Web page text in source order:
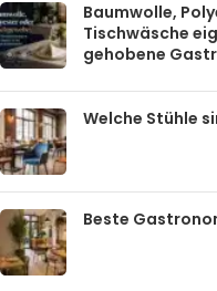
Baumwolle,
Tischwäsche
gehobene
Welche Stühle
Beste